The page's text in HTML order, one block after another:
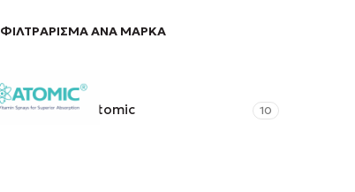
ΦΙΛΤΡΑΡΙΣΜΑ ΑΝΑ ΜΑΡΚΑ
Atomic 10